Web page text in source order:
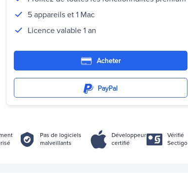
5 appareils et 1 Mac
Licence valable 1 an
Acheter
PayPal
Pas de logiciels
malveillants
Développeur
certifié
Vérifié
Sectigo